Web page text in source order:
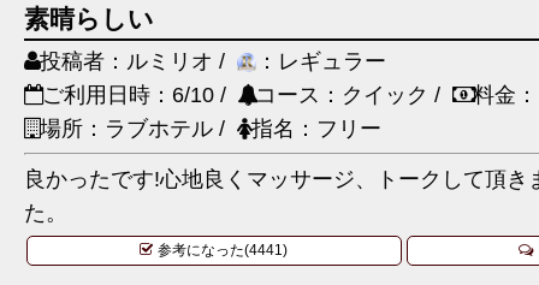
素晴らしい
投稿者：ルミリオ /
：レギュラー
ご利用日時：6/10 /
コース：クイック /
料金
場所：ラブホテル /
指名：フリー
良かったです!心地良くマッサージ、トークして頂き
た。
参考になった(4441)